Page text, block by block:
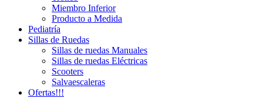
Miembro Inferior
Producto a Medida
Pediatría
Sillas de Ruedas
Sillas de ruedas Manuales
Sillas de ruedas Eléctricas
Scooters
Salvaescaleras
Ofertas!!!